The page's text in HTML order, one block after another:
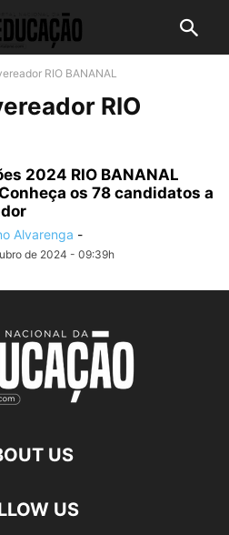
RIO BANANAL
RIO
2024 RIO BANANAL
os 78 candidatos a
Alvarenga -
de 2024 - 09:39h
US
US